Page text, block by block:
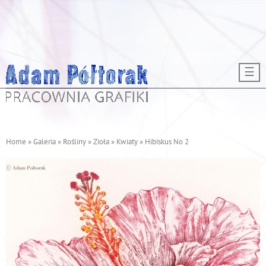
☰
Home »Galeria» Rośliny»Zioła» Kwiaty» Hibiskus No 2